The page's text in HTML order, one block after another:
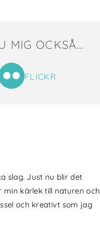
MIG OCKSÅ...
FLICKR
slag. Just nu blir det
min kärlek till naturen och
och kreativt som jag